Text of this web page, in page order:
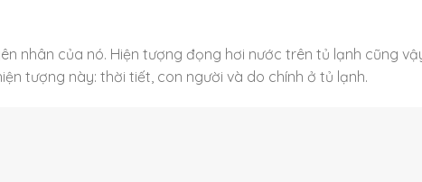
nhân của nó. Hiện tượng đọng hơi nước trên tủ lạnh cũng
tượng này: thời tiết, con người và do chính ở tủ lạnh.